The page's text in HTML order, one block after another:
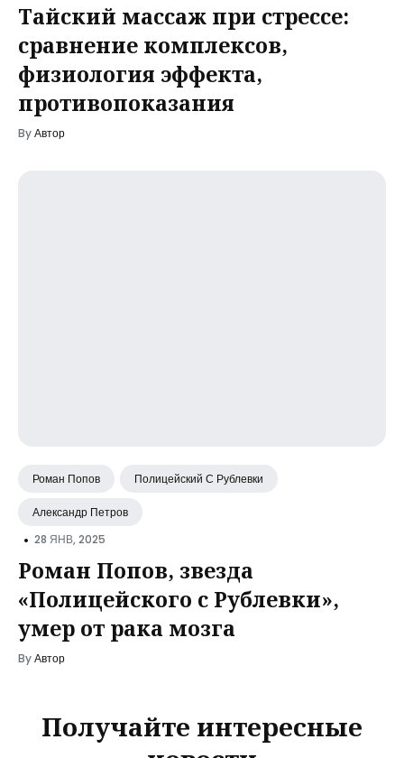
Тайский массаж при стрессе:
сравнение комплексов,
физиология эффекта,
противопоказания
ByАвтор
Роман Попов Полицейский С Рублевки
Александр Петров
• 28 ЯНВ, 2025
Роман Попов, звезда
«Полицейского с Рублевки»,
умер от рака мозга
ByАвтор
Получайте интересные